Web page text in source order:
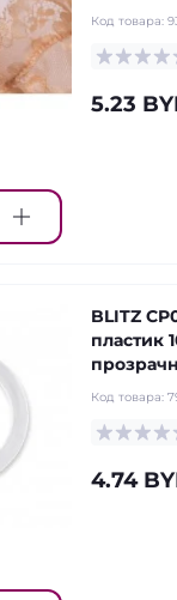
Код товара:
5.23
BLITZ
пластик
Код товара:
4.74